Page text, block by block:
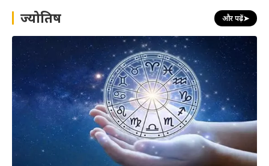
h ज्योतिष और पढ़ें➤